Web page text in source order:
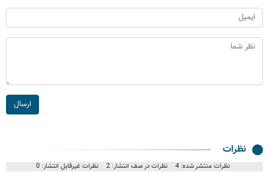
ارسال
نظرات
نظرات منتشر شده: 4 نظرات در صف انتشار: 2 نظرات غیرقابل انتشار: 0